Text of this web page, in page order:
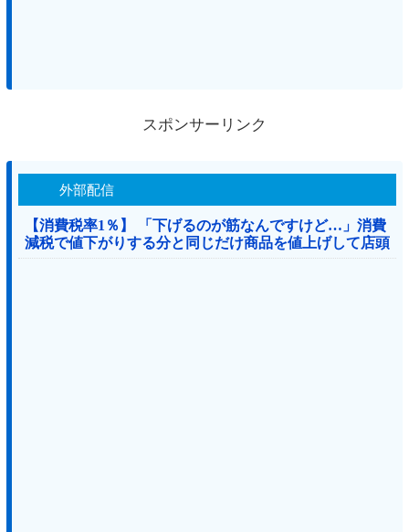
スポンサーリンク
外部配信
【消費税率1％】 「下げるのが筋なんですけど…」消費
減税で値下がりする分と同じだけ商品を値上げして店頭
価格を変えない店も